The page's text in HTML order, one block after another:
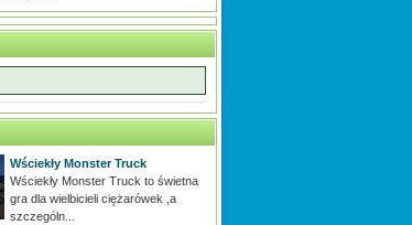
Wściekły Monster Truck
Wściekły Monster Truck to świetna
gra dla wielbicieli ciężarówek ,a
szczególn...